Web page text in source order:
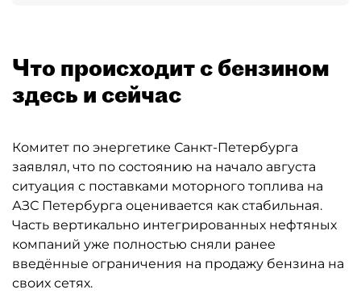
Что происходит с бензином
здесь и сейчас
Комитет по энергетике Санкт-Петербурга
заявлял, что по состоянию на начало августа
ситуация с поставками моторного топлива на
АЗС Петербурга оценивается как стабильная.
Часть вертикально интегрированных нефтяных
компаний уже полностью сняли ранее
введённые ограничения на продажу бензина на
своих сетях.